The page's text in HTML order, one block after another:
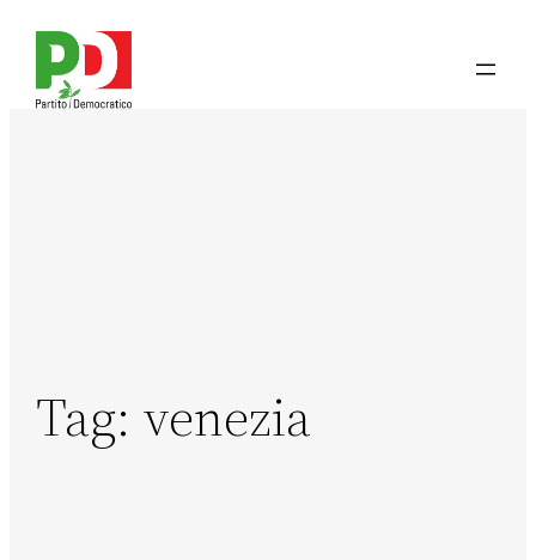
Tag: venezia